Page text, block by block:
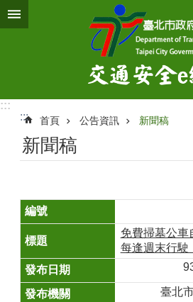
跳到主要內容區塊
:::
:::
首頁 公告資訊 新聞稿
新聞稿
免費掃墓公車
每逢週末行駛
臺北